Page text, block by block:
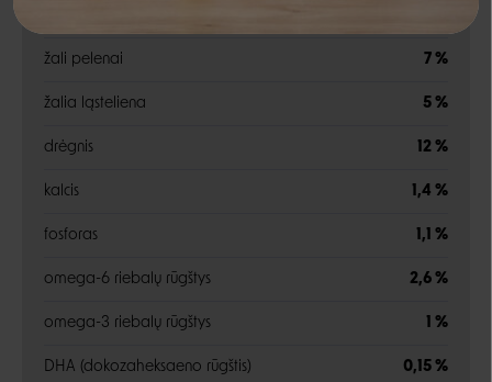
žali pelenai 7 %
žalia ląsteliena 5 %
drėgnis 12 %
kalcis 1,4 %
fosforas 1,1 %
omega-6 riebalų rūgštys 2,6 %
omega-3 riebalų rūgštys 1 %
DHA (dokozaheksaeno rūgštis) 0,15 %
Negalite prisijungti prie paskyros?